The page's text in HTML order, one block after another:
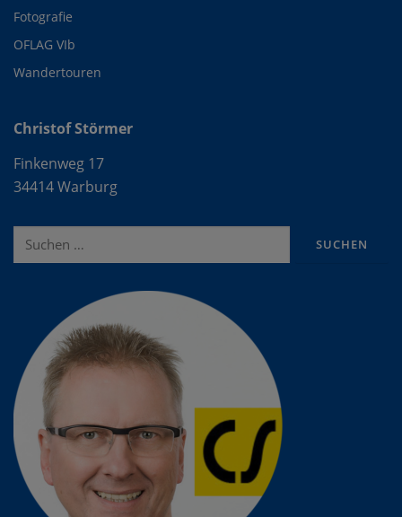
Fotografie
OFLAG VIb
Wandertouren
Christof Störmer
Finkenweg 17
34414 Warburg
Suche